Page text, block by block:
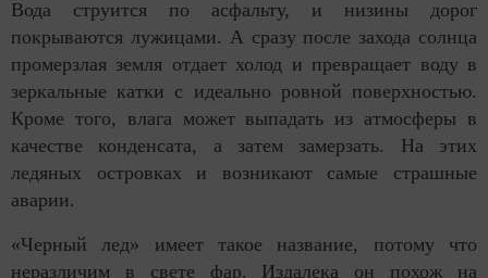
Вода струится по асфальту, и низины дорог
покрываются лужицами. А сразу после захода солнца
промерзлая земля отдает холод и превращает воду в
зеркальные катки с идеально ровной поверхностью.
Кроме того, влага может выпадать из атмосферы в
качестве конденсата, а затем замерзать. На этих
ледяных островках и возникают самые страшные
аварии.
«Черный лед» имеет такое название, потому что
неразличим в свете фар. Издалека он похож на